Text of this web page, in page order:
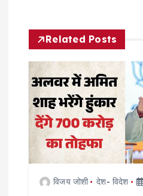
v
g
a
t
Related Posts
विजय जोशी देश- विदेश